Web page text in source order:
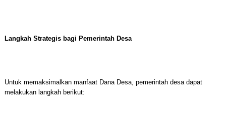
Langkah Strategis bagi Pemerintah Desa
Untuk memaksimalkan manfaat Dana Desa, pemerintah desa dapat
melakukan langkah berikut: